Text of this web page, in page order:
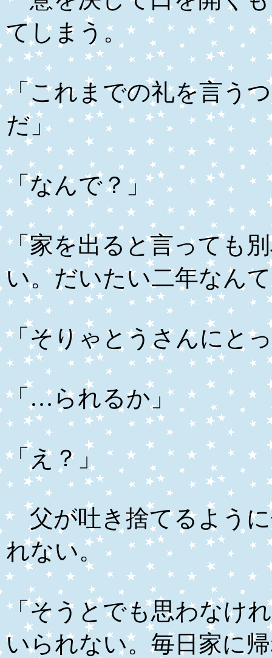
てしまう。
「これまでの礼を言う
だ」
「なんで？」
「家を出ると言っても
い。だいたい二年なん
「そりゃとうさんにと
「…られるか」
「え？」
父が吐き捨てるように
れない。
「そうとでも思わなけ
いられない。毎日家に